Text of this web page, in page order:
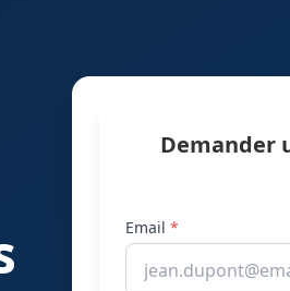
Demander
Email *